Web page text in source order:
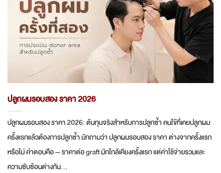
ปลูกผมรอบสอง ราคา 2026
ปลูกผมรอบสอง ราคา 2026: ต้นทุนจริงสำหรับการปลูกซ้ำ คนไข้ที่เคยปลูกผม
ครั้งแรกแล้วต้องการปลูกซ้ำ มักถามว่า ปลูกผมรอบสอง ราคา ต่างจากครั้งแรก
หรือไม่ คำตอบคือ — ราคาต่อ graft มักใกล้เคียงครั้งแรก แต่ค่าใช้จ่ายรวมและ
ความซับซ้อนต่างกัน...